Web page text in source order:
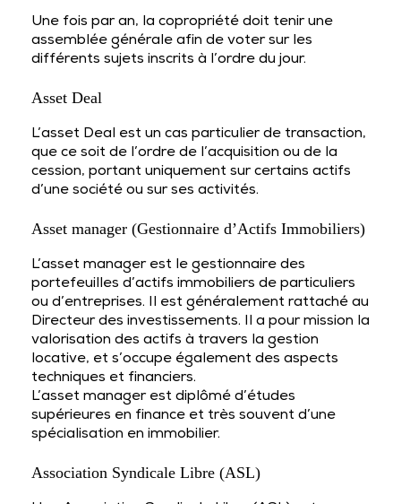
Une fois par an, la copropriété doit tenir une
assemblée générale afin de voter sur les
différents sujets inscrits à l’ordre du jour.
Asset Deal
L’asset Deal est un cas particulier de transaction,
que ce soit de l’ordre de l’acquisition ou de la
cession, portant uniquement sur certains actifs
d’une société ou sur ses activités.
Asset manager (Gestionnaire d’Actifs Immobiliers)
L’asset manager est le gestionnaire des
portefeuilles d’actifs immobiliers de particuliers
ou d’entreprises. Il est généralement rattaché au
Directeur des investissements. Il a pour mission la
valorisation des actifs à travers la gestion
locative, et s’occupe également des aspects
techniques et financiers.
L’asset manager est diplômé d’études
supérieures en finance et très souvent d’une
spécialisation en immobilier.
Association Syndicale Libre (ASL)